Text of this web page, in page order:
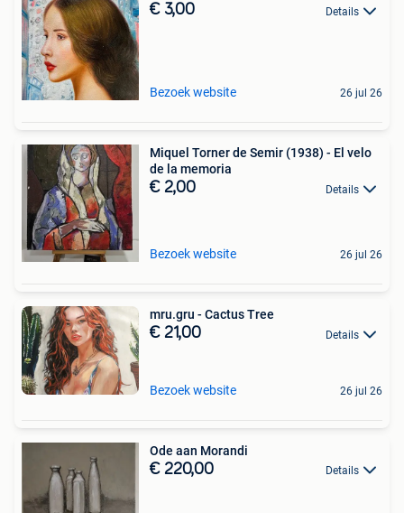
€ 3,00 Details
Bezoek website 26 jul 26
Miquel Torner de Semir (1938) - El velo
de la memoria
€ 2,00 Details
Bezoek website 26 jul 26
mru.gru - Cactus Tree
€ 21,00 Details
Bezoek website 26 jul 26
Ode aan Morandi
€ 220,00 Details